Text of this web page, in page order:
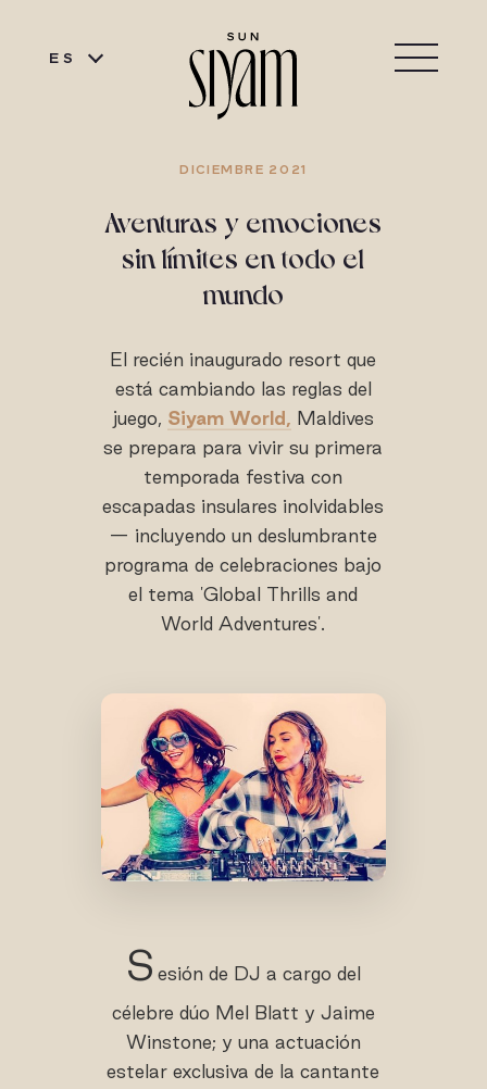
ES
DICIEMBRE 2021
Aventuras y emociones
sin límites en todo el
mundo
El recién inaugurado resort que
está cambiando las reglas del
juego, Siyam World, Maldives
se prepara para vivir su primera
temporada festiva con
escapadas insulares inolvidables
— incluyendo un deslumbrante
programa de celebraciones bajo
el tema 'Global Thrills and
World Adventures'.
S esión de DJ a cargo del
célebre dúo Mel Blatt y Jaime
Winstone; y una actuación
estelar exclusiva de la cantante